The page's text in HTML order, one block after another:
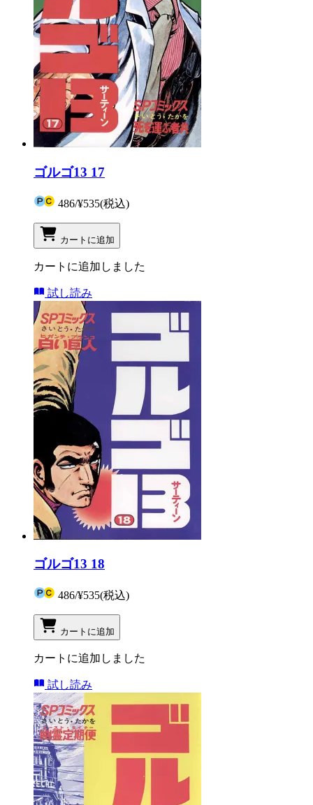
ゴルゴ13 17
486/¥535(税込)
カートに追加
カートに追加しました
試し読み
ゴルゴ13 18
486/¥535(税込)
カートに追加
カートに追加しました
試し読み